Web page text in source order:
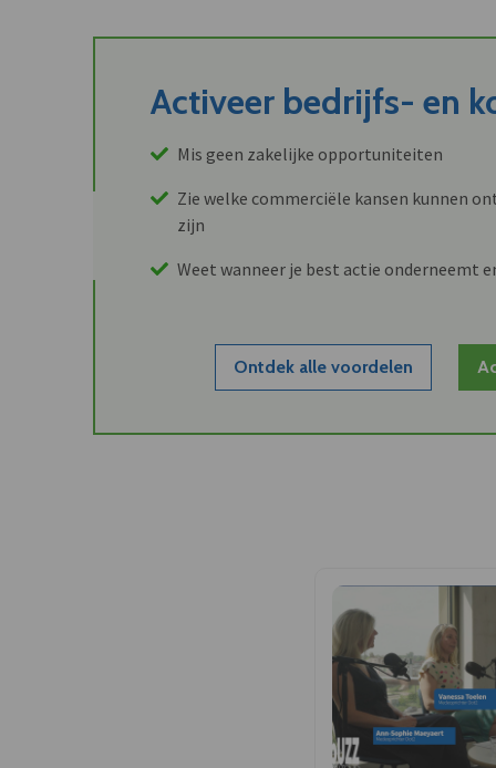
Activeer bedrijfs- en
Mis geen zakelijke opportuniteiten
Zie welke commerciële kansen kunnen
zijn
Weet wanneer je best actie onderneemt
Ontdek alle voordelen